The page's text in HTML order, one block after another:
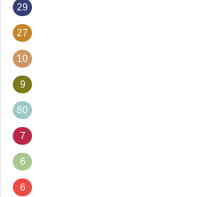
29
27
10
9
80
7
6
6